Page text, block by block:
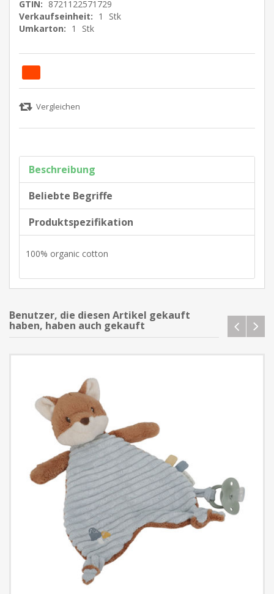
GTIN: 8721122571729
Verkaufseinheit: 1
Stk
Umkarton: 1 Stk
Beschreibung
Beliebte Begriffe
Produktspezifikation
100% organic cotton
Benutzer, die diesen Artikel gekauft
haben, haben auch gekauft